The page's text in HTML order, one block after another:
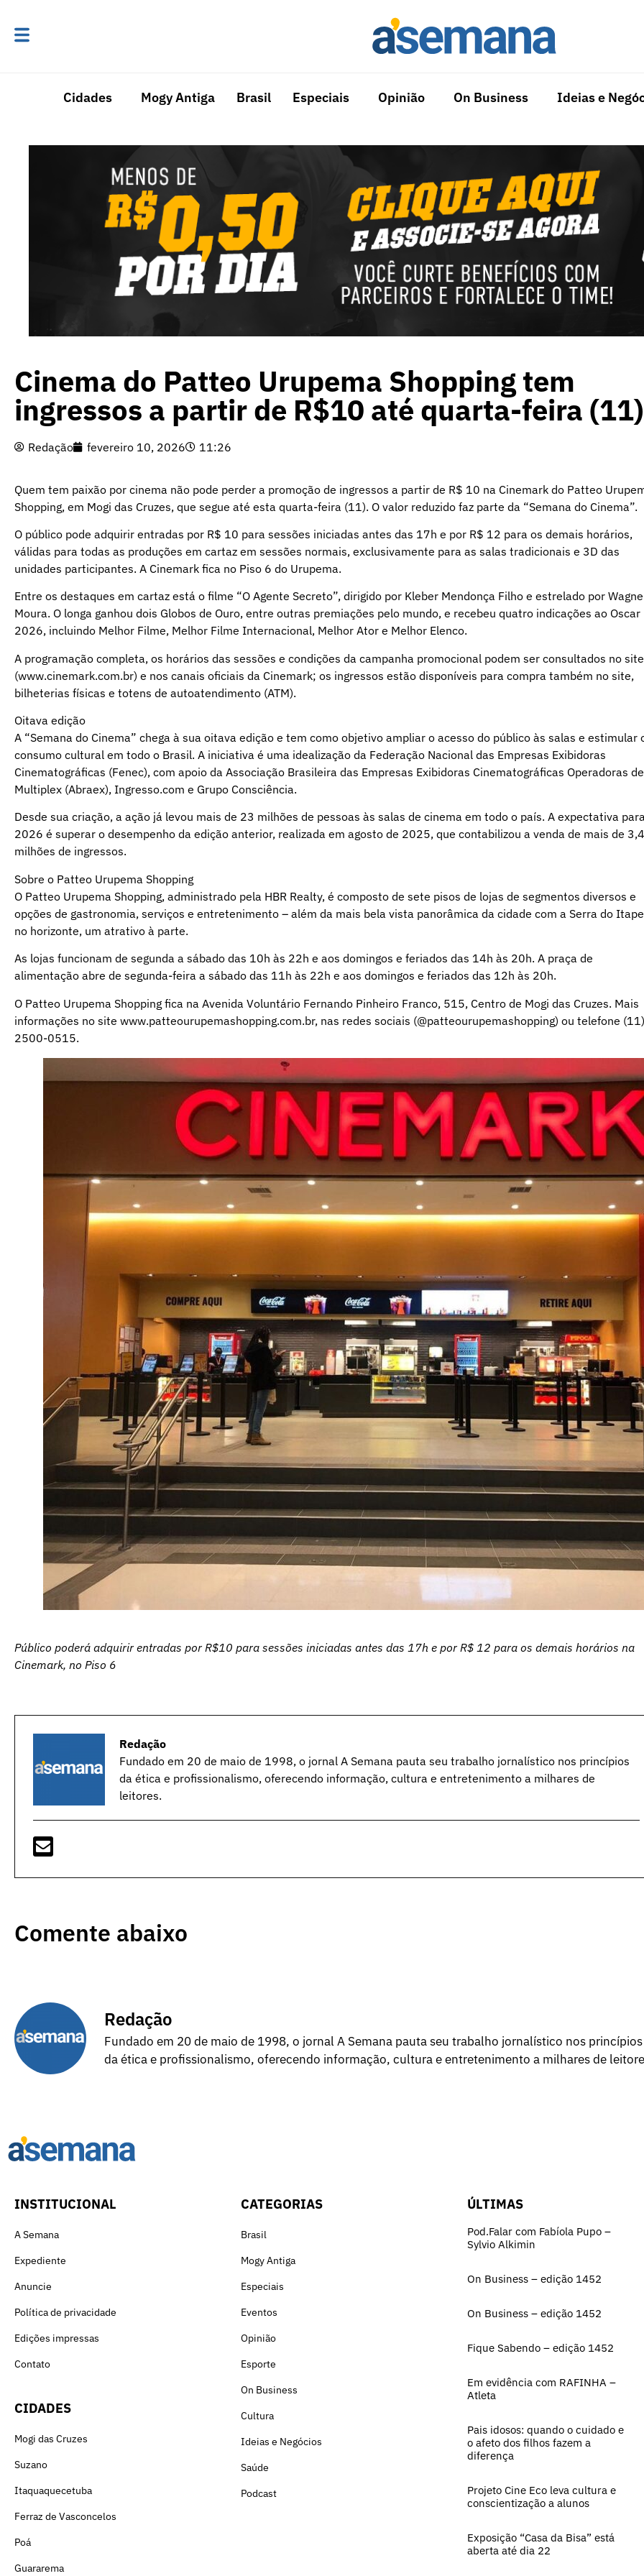
Cidades Mogy Antiga Brasil Especiais Opinião On Business Ideias e
Cinema do Patteo Urupema Shopping tem
ingressos a partir de R$10 até quarta-feira (11)
Redação fevereiro 10, 2026 11:26
Quem tem paixão por cinema não pode perder a promoção de ingressos a partir de R$ 10 na Cinemark do Patteo
Shopping, em Mogi das Cruzes, que segue até esta quarta-feira (11). O valor reduzido faz parte da “Semana do Cinema”.
O público pode adquirir entradas por R$ 10 para sessões iniciadas antes das 17h e por R$ 12 para os demais horários,
válidas para todas as produções em cartaz em sessões normais, exclusivamente para as salas tradicionais e 3D das
unidades participantes. A Cinemark fica no Piso 6 do Urupema.
Entre os destaques em cartaz está o filme “O Agente Secreto”, dirigido por Kleber Mendonça Filho e estrelado por
Moura. O longa ganhou dois Globos de Ouro, entre outras premiações pelo mundo, e recebeu quatro indicações ao Oscar
2026, incluindo Melhor Filme, Melhor Filme Internacional, Melhor Ator e Melhor Elenco.
A programação completa, os horários das sessões e condições da campanha promocional podem ser consultados no site
(www.cinemark.com.br) e nos canais oficiais da Cinemark; os ingressos estão disponíveis para compra também no site,
bilheterias físicas e totens de autoatendimento (ATM).
Oitava edição
A “Semana do Cinema” chega à sua oitava edição e tem como objetivo ampliar o acesso do público às salas e estimular
consumo cultural em todo o Brasil. A iniciativa é uma idealização da Federação Nacional das Empresas Exibidoras
Cinematográficas (Fenec), com apoio da Associação Brasileira das Empresas Exibidoras Cinematográficas Operadoras de
Multiplex (Abraex), Ingresso.com e Grupo Consciência.
Desde sua criação, a ação já levou mais de 23 milhões de pessoas às salas de cinema em todo o país. A expectativa
2026 é superar o desempenho da edição anterior, realizada em agosto de 2025, que contabilizou a venda de mais de 3,4
milhões de ingressos.
Sobre o Patteo Urupema Shopping
O Patteo Urupema Shopping, administrado pela HBR Realty, é composto de sete pisos de lojas de segmentos diversos e
opções de gastronomia, serviços e entretenimento – além da mais bela vista panorâmica da cidade com a Serra do
no horizonte, um atrativo à parte.
As lojas funcionam de segunda a sábado das 10h às 22h e aos domingos e feriados das 14h às 20h. A praça de
alimentação abre de segunda-feira a sábado das 11h às 22h e aos domingos e feriados das 12h às 20h.
O Patteo Urupema Shopping fica na Avenida Voluntário Fernando Pinheiro Franco, 515, Centro de Mogi das Cruzes. Mais
informações no site www.patteourupemashopping.com.br, nas redes sociais (@patteourupemashopping) ou telefone (11)
2500-0515.
Público poderá adquirir entradas por R$10 para sessões iniciadas antes das 17h e por R$ 12 para os demais horários na
Cinemark, no Piso 6
Redação
Fundado em 20 de maio de 1998, o jornal A Semana pauta seu trabalho jornalístico nos princípios
da ética e profissionalismo, oferecendo informação, cultura e entretenimento a milhares de
leitores.
Comente abaixo
Redação
Fundado em 20 de maio de 1998, o jornal A Semana pauta seu trabalho jornalístico nos princípios
da ética e profissionalismo, oferecendo informação, cultura e entretenimento a milhares de
INSTITUCIONAL
A Semana
Expediente
Anuncie
Política de privacidade
Edições impressas
Contato
CIDADES
Mogi das Cruzes
Suzano
Itaquaquecetuba
Ferraz de Vasconcelos
Poá
Guararema
CATEGORIAS
Brasil
Mogy Antiga
Especiais
Eventos
Opinião
Esporte
On Business
Cultura
Ideias e Negócios
Saúde
Podcast
ÚLTIMAS
Pod.Falar com Fabíola Pupo –
Sylvio Alkimin
On Business – edição 1452
On Business – edição 1452
Fique Sabendo – edição 1452
Em evidência com RAFINHA –
Atleta
Pais idosos: quando o cuidado e
o afeto dos filhos fazem a
diferença
Projeto Cine Eco leva cultura e
conscientização a alunos
Exposição “Casa da Bisa” está
aberta até dia 22